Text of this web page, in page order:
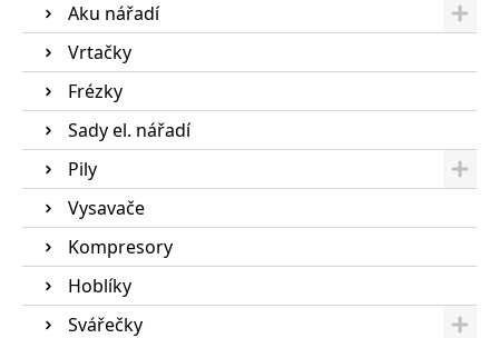
Aku nářadí
Vrtačky
Frézky
Sady el. nářadí
Pily
Vysavače
Kompresory
Hoblíky
Svářečky